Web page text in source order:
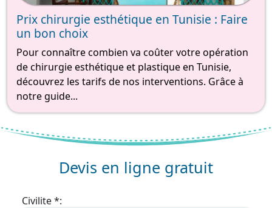
Prix chirurgie esthétique en Tunisie : Faire
un bon choix
Pour connaître combien va coûter votre opération
de chirurgie esthétique et plastique en Tunisie,
découvrez les tarifs de nos interventions. Grâce à
notre guide...
Devis en ligne gratuit
Civilite *: